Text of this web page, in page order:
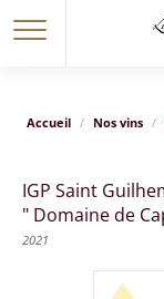
Accueil Nos vins
IGP Saint
" Domaine de
2021